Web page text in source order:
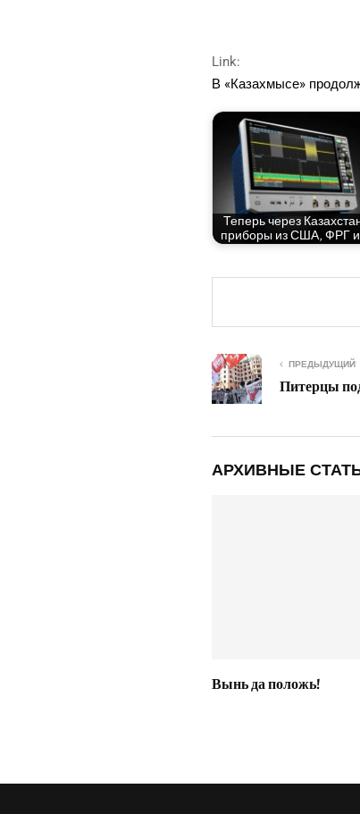
Link:
В «Каза­хмы­се»
Теперь через
при­бо­ры из США, ФРГ
ПРЕДЫДУЩИЙ
Питерцы
АРХИВНЫЕ
Вынь да положь!